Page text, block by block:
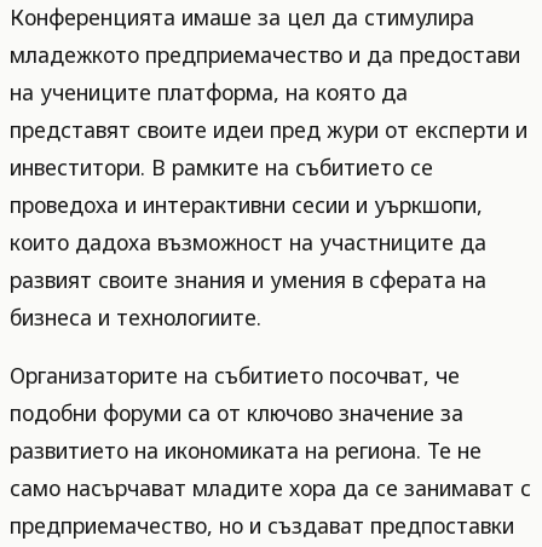
Конференцията имаше за цел да стимулира
младежкото предприемачество и да предостави
на учениците платформа, на която да
представят своите идеи пред жури от експерти и
инвеститори. В рамките на събитието се
проведоха и интерактивни сесии и уъркшопи,
които дадоха възможност на участниците да
развият своите знания и умения в сферата на
бизнеса и технологиите.
Организаторите на събитието посочват, че
подобни форуми са от ключово значение за
развитието на икономиката на региона. Те не
само насърчават младите хора да се занимават с
предприемачество, но и създават предпоставки